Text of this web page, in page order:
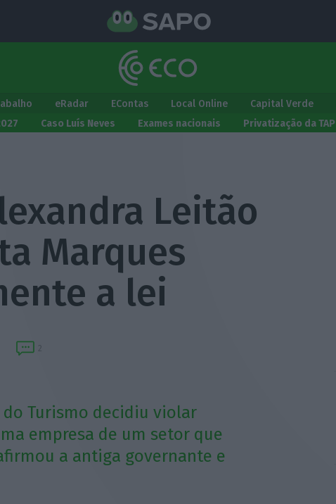
eRadar EContas Local Online Capital Verde
Caso Luís Neves Exames nacionais Privatização da TAP
Leitão
Marques
a lei
2
Turismo decidiu violar
empresa de um setor que
a antiga governante e